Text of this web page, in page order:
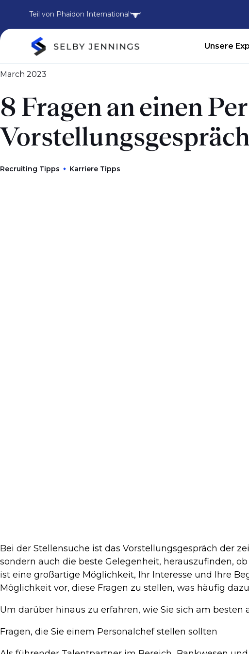
Teil von Phaidon International
Unsere
March 2023
8 Fragen an einen
Vorstellungsgespräch
Recruiting Tipps Karriere Tipps
Bei der Stellensuche ist das Vorstellungsgespräch der
sondern auch die beste Gelegenheit, herauszufinden,
ist eine großartige Möglichkeit, Ihr Interesse und Ihre
Möglichkeit vor, diese Fragen zu stellen, was häufig
Um darüber hinaus zu erfahren, wie Sie sich am
Fragen, die Sie einem Personalchef stellen sollten